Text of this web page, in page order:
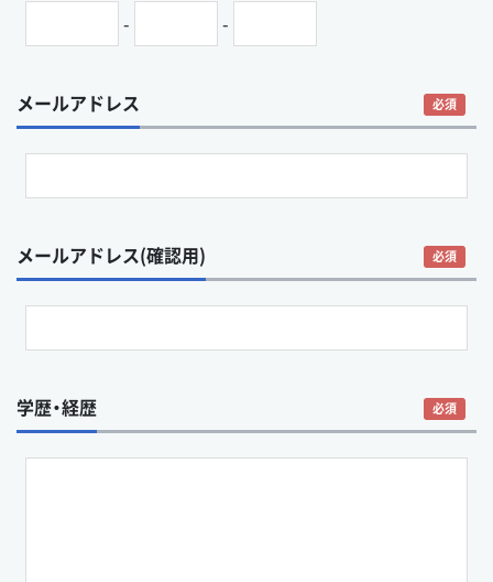
- -
必須
メールアドレス
必須
メールアドレス(確認用)
必須
学歴・経歴